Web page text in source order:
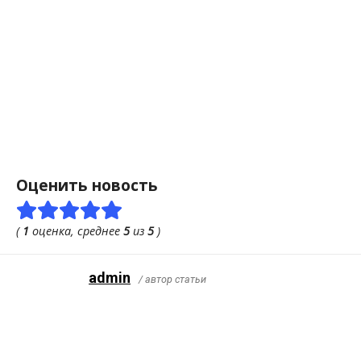
Оценить новость
( 1 оценка, среднее 5из 5)
admin / автор статьи